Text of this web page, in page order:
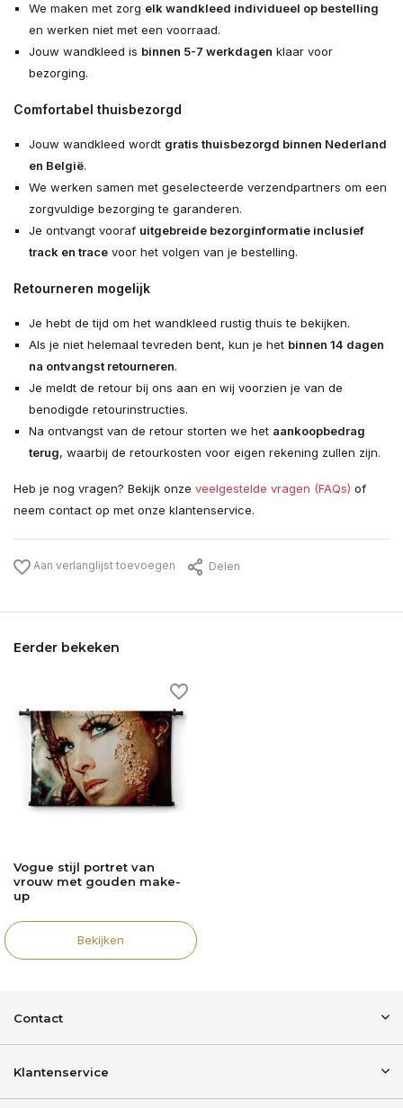
We maken met zorg elk wandkleed individueel op bestelling
en werken niet met een voorraad.
Jouw wandkleed is binnen 5-7 werkdagen klaar voor
bezorging.
Comfortabel thuisbezorgd
Jouw wandkleed wordt gratis thuisbezorgd binnen Nederland
en België.
We werken samen met geselecteerde verzendpartners om een
zorgvuldige bezorging te garanderen.
Je ontvangt vooraf uitgebreide bezorginformatie inclusief
track en tracevoor het volgen van je bestelling.
Retourneren mogelijk
Je hebt de tijd om het wandkleed rustig thuis te bekijken.
Als je niet helemaal tevreden bent, kun je het binnen 14 dagen
na ontvangst retourneren.
Je meldt de retour bij ons aan en wij voorzien je van de
benodigde retourinstructies.
Na ontvangst van de retour storten we het aankoopbedrag
terug, waarbij de retourkosten voor eigen rekening zullen zijn.
Heb je nog vragen? Bekijk onze veelgestelde vragen (FAQs) of
neem contact op met onze klantenservice.
Aan verlanglijst toevoegen Delen
Eerder bekeken
Vogue stijl portret van
vrouw met gouden make-
up
Bekijken
Contact
Klantenservice